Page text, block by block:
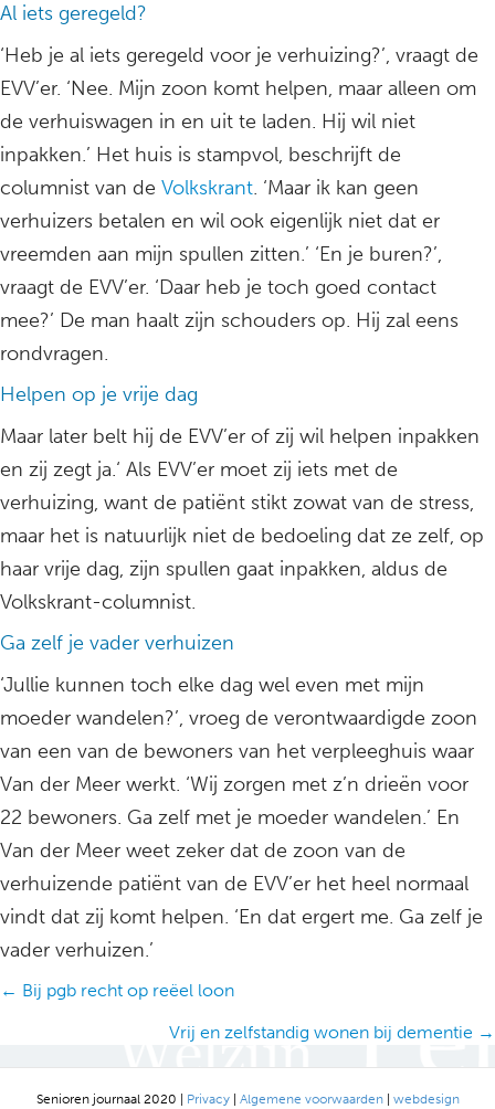
Al iets geregeld?
‘Heb je al iets geregeld voor je verhuizing?’, vraagt de
EVV’er. ‘Nee. Mijn zoon komt helpen, maar alleen om
de verhuiswagen in en uit te laden. Hij wil niet
inpakken.’ Het huis is stampvol, beschrijft de
columnist van de Volkskrant. ‘Maar ik kan geen
verhuizers betalen en wil ook eigenlijk niet dat er
vreemden aan mijn spullen zitten.’ ‘En je buren?’,
vraagt de EVV’er. ‘Daar heb je toch goed contact
mee?’ De man haalt zijn schouders op. Hij zal eens
rondvragen.
Helpen op je vrije dag
Maar later belt hij de EVV’er of zij wil helpen inpakken
en zij zegt ja.‘ Als EVV’er moet zij iets met de
verhuizing, want de patiënt stikt zowat van de stress,
maar het is natuurlijk niet de bedoeling dat ze zelf, op
haar vrije dag, zijn spullen gaat inpakken, aldus de
Volkskrant-columnist.
Ga zelf je vader verhuizen
‘Jullie kunnen toch elke dag wel even met mijn
moeder wandelen?’, vroeg de verontwaardigde zoon
van een van de bewoners van het verpleeghuis waar
Van der Meer werkt. ‘Wij zorgen met z’n drieën voor
22 bewoners. Ga zelf met je moeder wandelen.’ En
Van der Meer weet zeker dat de zoon van de
verhuizende patiënt van de EVV’er het heel normaal
vindt dat zij komt helpen. ‘En dat ergert me. Ga zelf je
vader verhuizen.’
Posts
← Bij pgb recht op reëel loon
Vrij en zelfstandig wonen bij dementie →
Senioren journaal 2020 | Privacy| Algemene voorwaarden| webdesign